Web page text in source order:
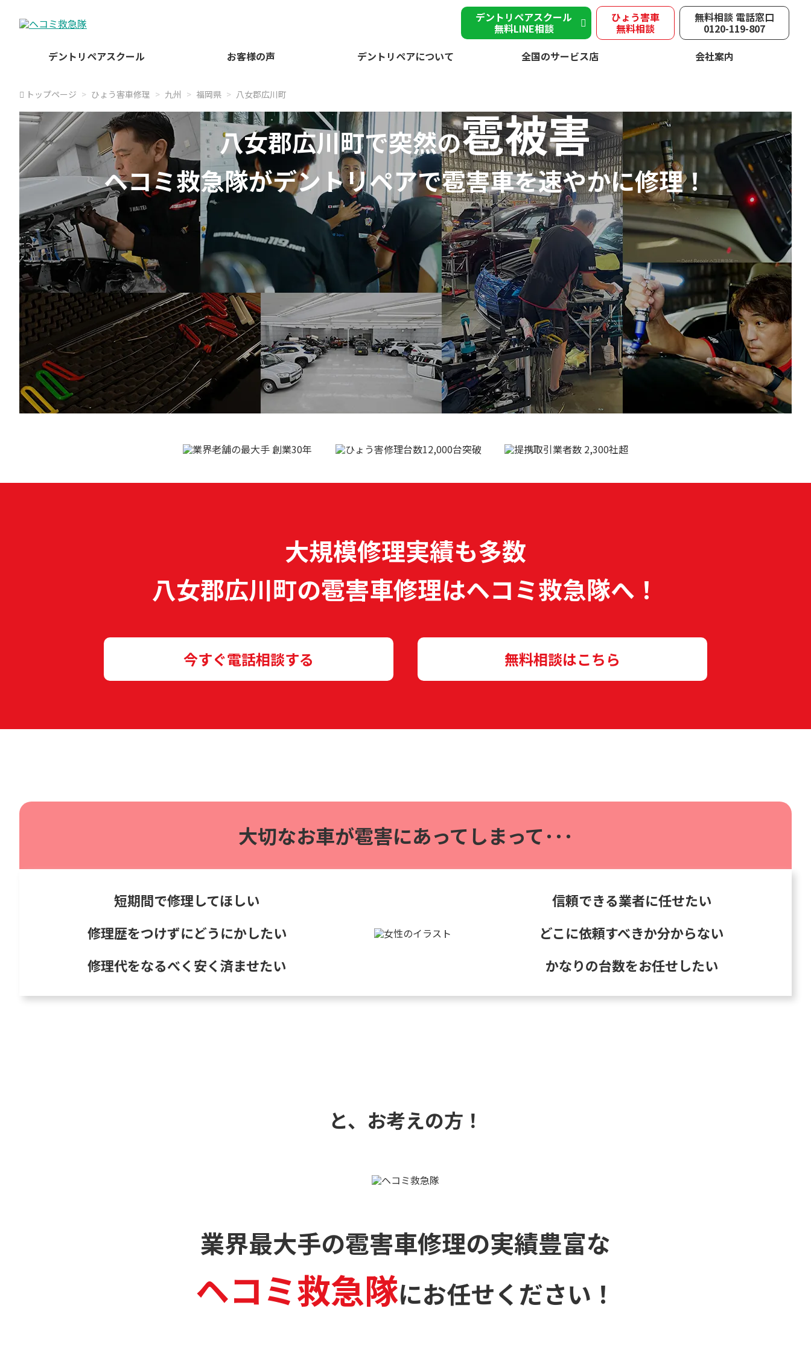
デントリペアスクール
無料LINE相談
ひょう害車
無料相談
無料相談 電話窓口
0120-119-807
デントリペアスクール
お客様の声 デントリペアについて 全国のサービス店 会社案内
トップページ ひょう害車修理 九州 福岡県 八女郡広川町
八女郡広川町で突然の雹被害
ヘコミ救急隊がデントリペアで雹害車を速やかに修理！
大規模修理実績も多数
八女郡広川町の雹害車修理はヘコミ救急隊へ！
今すぐ電話相談する 無料相談はこちら
大切なお車が雹害にあってしまって･･･
短期間で修理してほしい
修理歴をつけずにどうにかしたい
修理代をなるべく安く済ませたい
信頼できる業者に任せたい
どこに依頼すべきか分からない
かなりの台数をお任せしたい
と、お考えの方！
業界最大手の雹害車修理の実績豊富な
ヘコミ救急隊にお任せください！